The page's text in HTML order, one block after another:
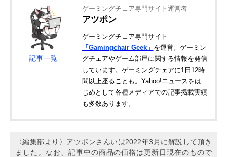
記事一覧
ゲーミングチェア専門サイト運営者
アツポン
ゲーミングチェア専門サイト
「Gamingchair Geek」 を運営。ゲーミン
グチェアやゲーム部屋に関する情報を発信
しています。ゲーミングチェアに1日12時
間以上座ることも。Yahoo!ニュースをは
じめとして各種メディアでの記事掲載実績
も多数あります。
〈編集部より〉アツポンさんいは2022年3月に解説して頂き
ました。なお、記事中の商品の価格は更新日現在のもので